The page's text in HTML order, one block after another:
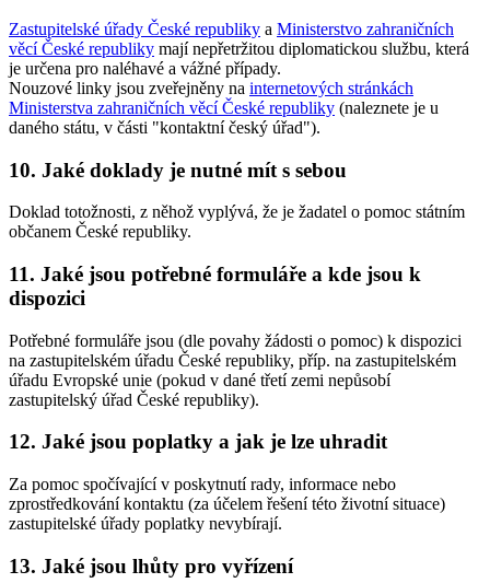
Zastupitelské úřady České republiky a Ministerstvo zahraničních
věcí České republiky mají nepřetržitou diplomatickou službu, která
je určena pro naléhavé a vážné případy.
Nouzové linky jsou zveřejněny na internetových stránkách
Ministerstva zahraničních věcí České republiky (naleznete je u
daného státu, v části "kontaktní český úřad").
10. Jaké doklady je nutné mít s sebou
Doklad totožnosti, z něhož vyplývá, že je žadatel o pomoc státním
občanem České republiky.
11. Jaké jsou potřebné formuláře a kde jsou k
dispozici
Potřebné formuláře jsou (dle povahy žádosti o pomoc) k dispozici
na zastupitelském úřadu České republiky, příp. na zastupitelském
úřadu Evropské unie (pokud v dané třetí zemi nepůsobí
zastupitelský úřad České republiky).
12. Jaké jsou poplatky a jak je lze uhradit
Za pomoc spočívající v poskytnutí rady, informace nebo
zprostředkování kontaktu (za účelem řešení této životní situace)
zastupitelské úřady poplatky nevybírají.
13. Jaké jsou lhůty pro vyřízení